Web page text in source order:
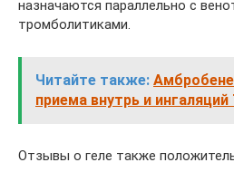
назначаются параллельно с
тромболитиками.
Читайте также:
приема внутрь и
Отзывы о геле также